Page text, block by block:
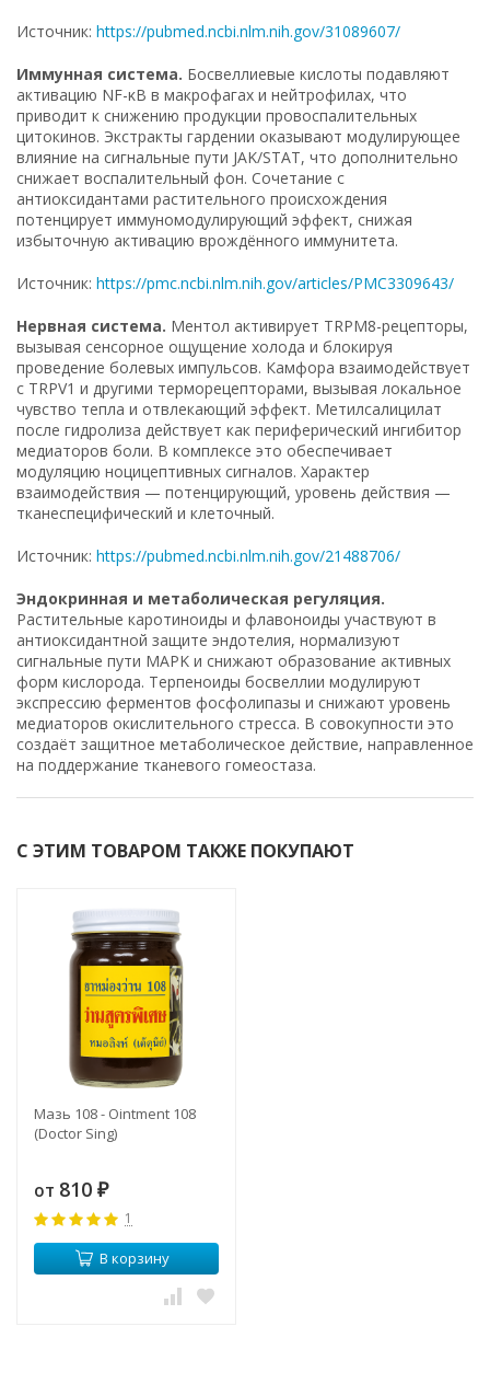
Источник: https://pubmed.ncbi.nlm.nih.gov/31089607/
Иммунная система. Босвеллиевые кислоты подавляют
активацию NF-κB в макрофагах и нейтрофилах, что
приводит к снижению продукции провоспалительных
цитокинов. Экстракты гардении оказывают модулирующее
влияние на сигнальные пути JAK/STAT, что дополнительно
снижает воспалительный фон. Сочетание с
антиоксидантами растительного происхождения
потенцирует иммуномодулирующий эффект, снижая
избыточную активацию врождённого иммунитета.
Источник: https://pmc.ncbi.nlm.nih.gov/articles/PMC3309643/
Нервная система. Ментол активирует TRPM8-рецепторы,
вызывая сенсорное ощущение холода и блокируя
проведение болевых импульсов. Камфора взаимодействует
с TRPV1 и другими терморецепторами, вызывая локальное
чувство тепла и отвлекающий эффект. Метилсалицилат
после гидролиза действует как периферический ингибитор
медиаторов боли. В комплексе это обеспечивает
модуляцию ноцицептивных сигналов. Характер
взаимодействия — потенцирующий, уровень действия —
тканеспецифический и клеточный.
Источник: https://pubmed.ncbi.nlm.nih.gov/21488706/
Эндокринная и метаболическая регуляция.
Растительные каротиноиды и флавоноиды участвуют в
антиоксидантной защите эндотелия, нормализуют
сигнальные пути MAPK и снижают образование активных
форм кислорода. Терпеноиды босвеллии модулируют
экспрессию ферментов фосфолипазы и снижают уровень
медиаторов окислительного стресса. В совокупности это
создаёт защитное метаболическое действие, направленное
на поддержание тканевого гомеостаза.
С ЭТИМ ТОВАРОМ ТАКЖЕ ПОКУПАЮТ
Мазь 108 - Ointment 108
(Doctor Sing)
от 810 ₽
1
В корзину